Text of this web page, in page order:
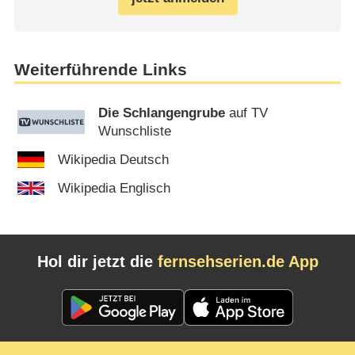
Weiterführende Links
Die Schlangengrube auf TV
Wunschliste
Wikipedia Deutsch
Wikipedia Englisch
Hol dir jetzt die fernsehserien.de App